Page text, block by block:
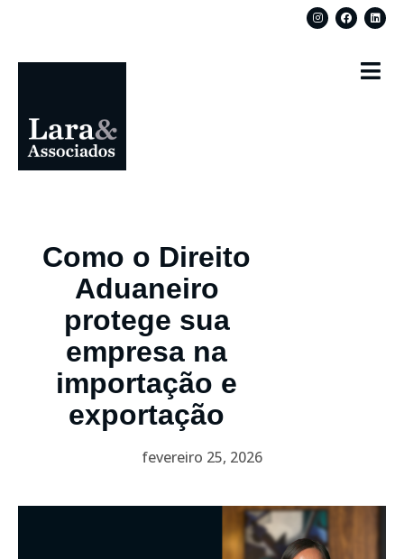
Como o Direito
Aduaneiro
protege sua
empresa na
importação e
exportação
fevereiro 25, 2026